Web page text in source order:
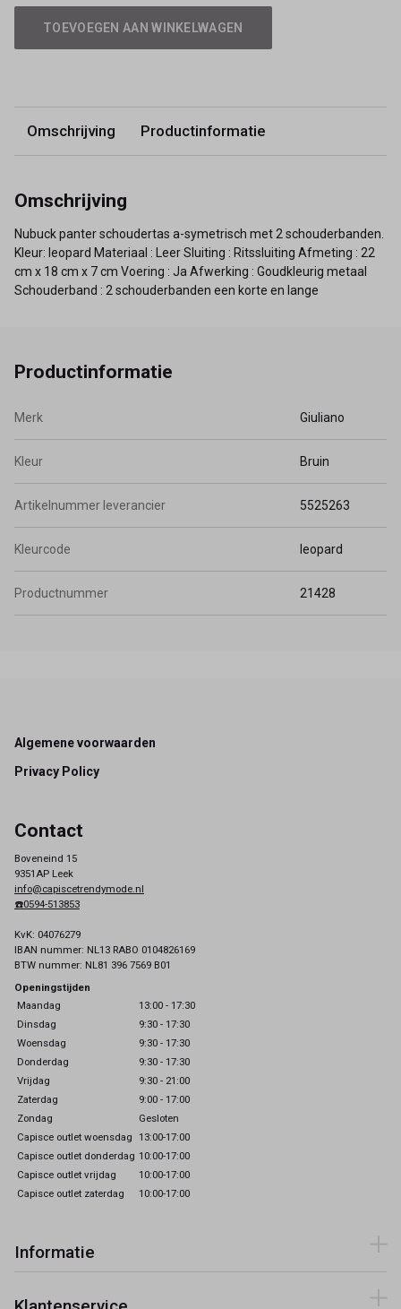
TOEVOEGEN AAN WINKELWAGEN
Omschrijving Productinformatie
Omschrijving
Nubuck panter schoudertas a-symetrisch met 2 schouderbanden.
Kleur: leopard Materiaal : Leer Sluiting : Ritssluiting Afmeting : 22
cm x 18 cm x 7 cm Voering : Ja Afwerking : Goudkleurig metaal
Schouderband : 2 schouderbanden een korte en lange
Productinformatie
Merk Giuliano
Kleur Bruin
Artikelnummer leverancier 5525263
Kleurcode leopard
Productnummer 21428
Footer
Algemene voorwaarden
Privacy Policy
Contact
Boveneind 15
9351AP Leek
info@capiscetrendymode.nl
☎️0594-513853
KvK: 04076279
IBAN nummer: NL13 RABO 0104826169
BTW nummer: NL81 396 7569 B01
Openingstijden
Maandag
13:00 - 17:30
Dinsdag
9:30 - 17:30
Woensdag
9:30 - 17:30
Donderdag
9:30 - 17:30
Vrijdag
9:30 - 21:00
Zaterdag
9:00 - 17:00
Zondag
Gesloten
Capisce outlet woensdag 13:00-17:00
Capisce outlet donderdag 10:00-17:00
Capisce outlet vrijdag
10:00-17:00
Capisce outlet zaterdag
10:00-17:00
Informatie